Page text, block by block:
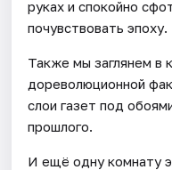
руках и спокойно
почувствовать эпоху.
Также мы заглянем в
дореволюционной
слои газет под
прошлого.
И ещё одну комнату